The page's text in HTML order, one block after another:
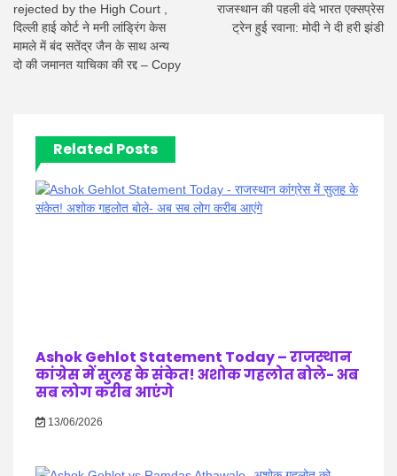
rejected by the High Court ,
दिल्ली हाई कोर्ट ने मनी लांड्रिंग केस
मामले में बंद सतेंद्र जैन के साथ अन्य
दो की जमानत याचिका की रद्द – Copy
राजस्थान की पहली वंदे भारत एक्सप्रेस
ट्रेन हुई रवाना‌: मोदी ने दी हरी झंडी
Related Posts
Ashok Gehlot Statement Today – राजस्थान
कांग्रेस में सुलह के संकेत! अशोक गहलोत बोले- अब
सब लोग करीब आएंगे
13/06/2026